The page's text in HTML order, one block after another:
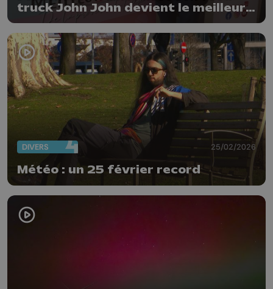
truck John John devient le meilleur
glacier de la province de Liège
DIVERS 25/02/2026
Météo : un 25 février record